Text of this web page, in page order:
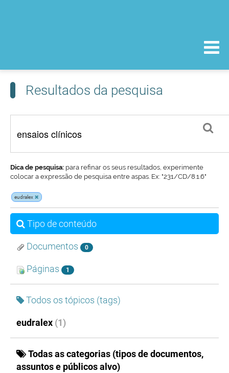
Resultados da pesquisa
Dica de pesquisa: para refinar os seus resultados, experimente
colocar a expressão de pesquisa entre aspas. Ex: "231/CD/8.1.6"
eudralex
Tipo de conteúdo
Documentos 0
Páginas 1
Todos os tópicos (tags)
eudralex (1)
Todas as categorias (tipos de documentos,
assuntos e públicos alvo)